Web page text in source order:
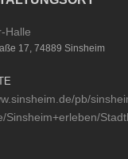
Halle
17, 74889 Sinsheim
pb/
Sinsheim+erleben/